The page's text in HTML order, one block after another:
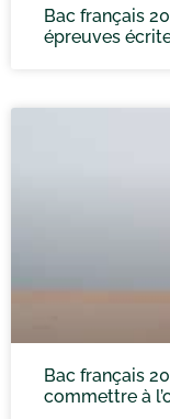
Bac français
épreuves
Bac français
commettre à